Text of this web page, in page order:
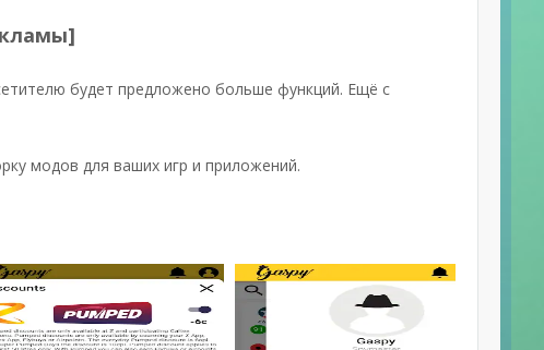
будет предложено больше функций. Ещё с
модов для ваших игр и приложений.